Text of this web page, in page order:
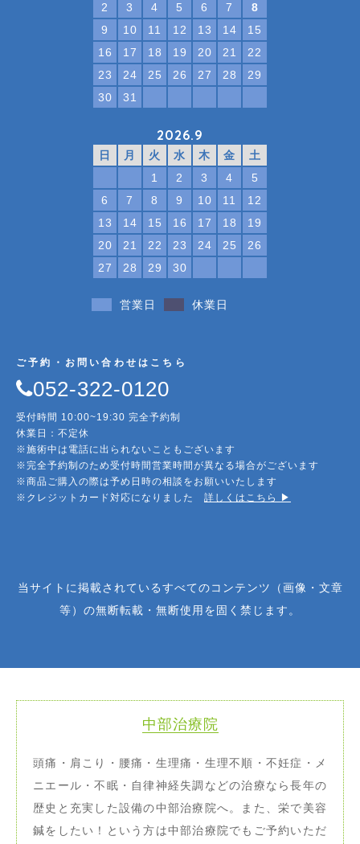
2
3 4 5 6 7
8
9
10 11 12 13 14
15
16
17 18 19 20 21
22
23
24 25 26 27 28
29
30
31
2026.9
日 月 火 水 木 金
土
1
2 3 4
5
6
7 8 9 10 11
12
13
14 15 16 17 18
19
20
21 22 23 24 25
26
27
28 29 30
営業日 休業日
ご予約・お問い合わせはこちら
052-322-0120
受付時間 10:00~19:30 完全予約制
休業日：不定休
※施術中は電話に出られないこともございます
※完全予約制のため受付時間営業時間が異なる場合がございます
※商品ご購入の際は予め日時の相談をお願いいたします
※クレジットカード対応になりました 詳しくはこちら ▶︎
当サイトに掲載されているすべてのコンテンツ（画像・文章
等）の無断転載・無断使用を固く禁じます。
中部治療院
頭痛・肩こり・腰痛・生理痛・生理不順・不妊症・メ
ニエール・不眠・自律神経失調などの治療なら長年の
歴史と充実した設備の中部治療院へ。また、栄で美容
鍼をしたい！という方は中部治療院でもご予約いただ